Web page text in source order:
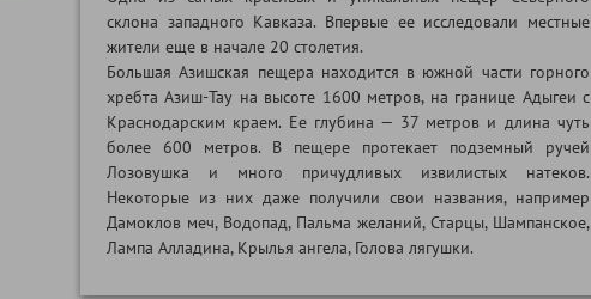
склона западного Кавказа. Впервые ее исследовали местные
жители еще в начале 20 столетия.
Большая Азишская пещера находится в южной части горного
хребта Азиш-Тау на высоте 1600 метров, на границе Адыгеи с
Краснодарским краем. Ее глубина — 37 метров и длина чуть
более 600 метров. В пещере протекает подземный ручей
Лозовушка и много причудливых извилистых натеков.
Некоторые из них даже получили свои названия, например
Дамоклов меч, Водопад, Пальма желаний, Старцы, Шампанское,
Лампа Алладина, Крылья ангела, Голова лягушки.